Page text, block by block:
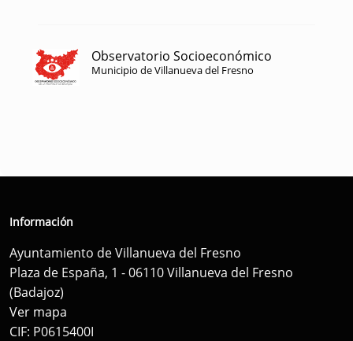
Observatorio Socioeconómico
Municipio de Villanueva del Fresno
Información
Ayuntamiento de Villanueva del Fresno
Plaza de España, 1 - 06110 Villanueva del Fresno
(Badajoz)
Ver mapa
CIF: P0615400I